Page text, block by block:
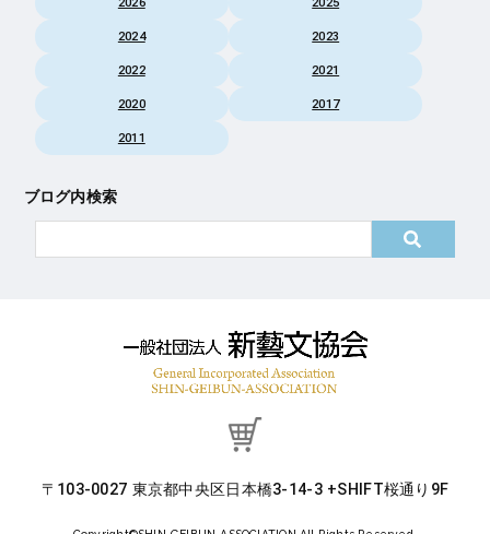
2024 2023
2022 2021
2020 2017
2011
ブログ内検索
〒103-0027 東京都中央区日本橋3-14-3 +SHIFT桜通り9F